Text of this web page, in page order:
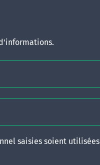
saisies soient utilisées